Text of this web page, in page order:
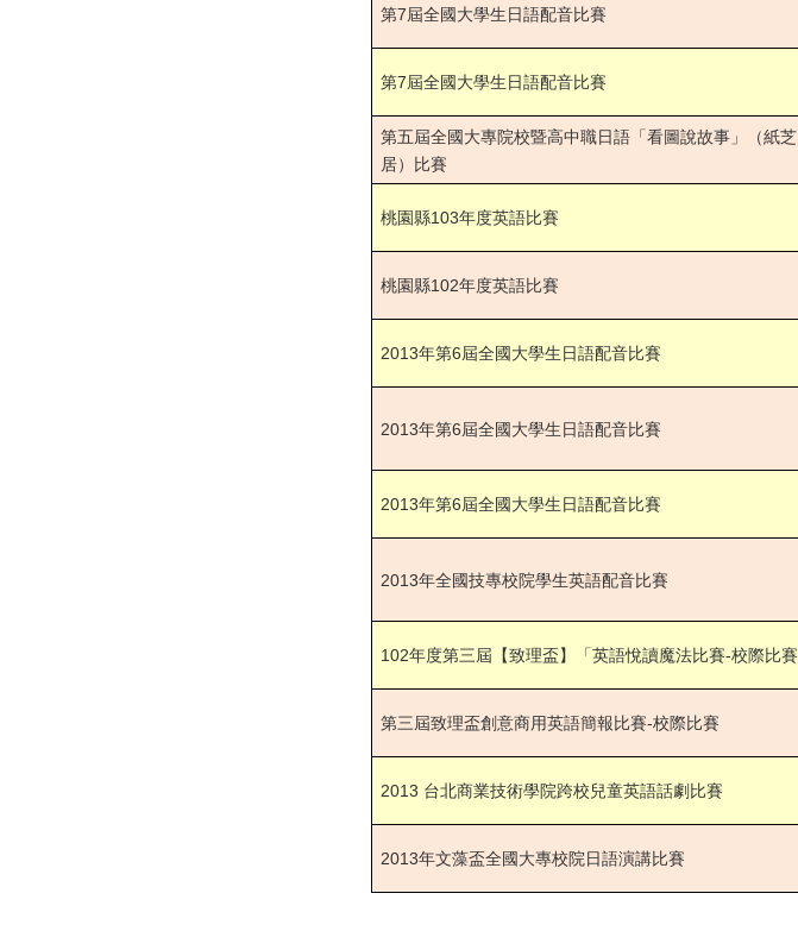
第7屆全國大學生日語配音比賽
第7屆全國大學生日語配音比賽
第五屆全國大專院校暨高中職日語「看圖說故事」（紙芝
居）比賽
桃園縣103年度英語比賽
桃園縣102年度英語比賽
2013年第6屆全國大學生日語配音比賽
2013年第6屆全國大學生日語配音比賽
2013年第6屆全國大學生日語配音比賽
2013年全國技專校院學生英語配音比賽
102年度第三屆【致理盃】「英語悅讀魔法比賽-校際比賽
第三屆致理盃創意商用英語簡報比賽-校際比賽
2013 台北商業技術學院跨校兒童英語話劇比賽
2013年文藻盃全國大專校院日語演講比賽